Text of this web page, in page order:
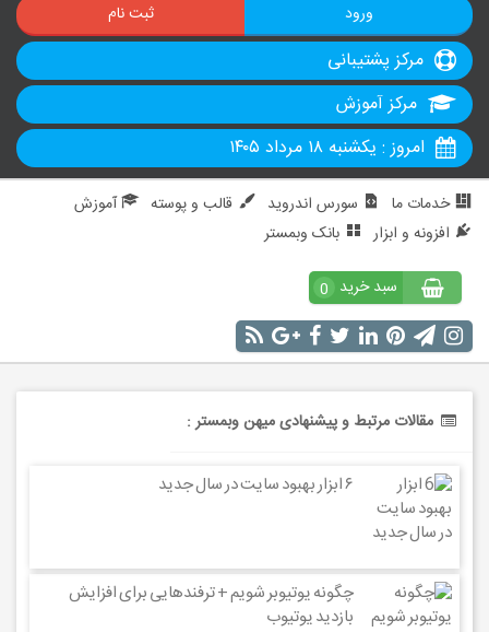
ورود ثبت نام
مرکز پشتیبانی
مرکز آموزش
امروز : یکشنبه ۱۸ مرداد ۱۴۰۵
خدمات ما سورس اندروید قالب و پوسته
آموزش
افزونه و ابزار
بانک وبمستر
سبد خرید 0
مقالات مرتبط و پیشنهادی میهن وبمستر :
۶ ابزار بهبود سایت در سال جدید
چگونه یوتیوبر شویم + ترفندهایی برای افزایش
بازدید یوتیوب